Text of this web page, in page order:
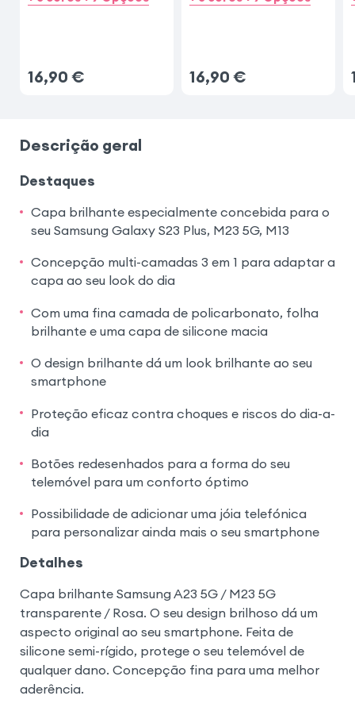
16,90 € 16,90 €
Descrição geral
Destaques
Capa brilhante especialmente concebida para o
seu Samsung Galaxy S23 Plus, M23 5G, M13
Concepção multi-camadas 3 em 1 para adaptar a
capa ao seu look do dia
Com uma fina camada de policarbonato, folha
brilhante e uma capa de silicone macia
O design brilhante dá um look brilhante ao seu
smartphone
Proteção eficaz contra choques e riscos do dia-a-
dia
Botões redesenhados para a forma do seu
telemóvel para um conforto óptimo
Possibilidade de adicionar uma jóia telefónica
para personalizar ainda mais o seu smartphone
Detalhes
Capa brilhante Samsung A23 5G / M23 5G
transparente / Rosa. O seu design brilhoso dá um
aspecto original ao seu smartphone. Feita de
silicone semi-rígido, protege o seu telemóvel de
qualquer dano. Concepção fina para uma melhor
aderência.